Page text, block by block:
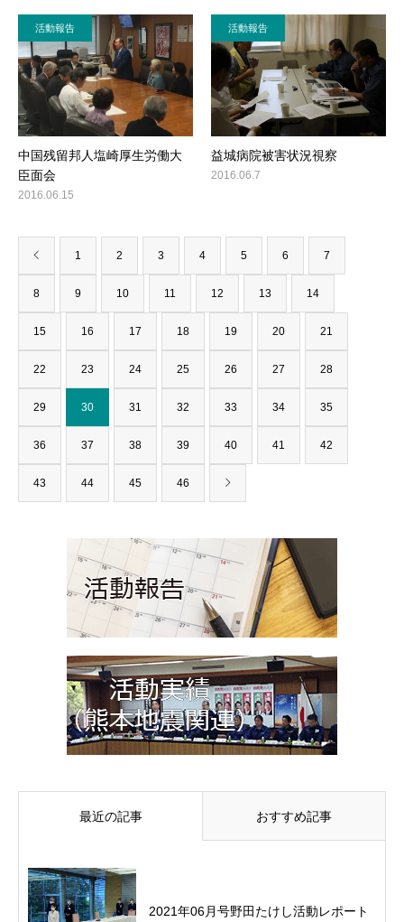
活動報告
中国残留邦人塩崎厚生労働大
臣面会
2016.06.15
活動報告
益城病院被害状況視察
2016.06.7
1 2 3 4 5 6 7
8 9 10 11 12 13 14
15 16 17 18 19 20 21
22 23 24 25 26 27 28
29 30 31 32 33 34 35
36 37 38 39 40 41 42
43 44 45 46
最近の記事 おすすめ記事
2021年06月号野田たけし活動レポート